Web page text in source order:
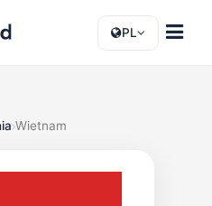
PL
Wietnam